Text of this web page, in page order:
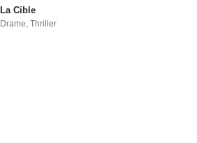
La Cible
Drame ,Thriller